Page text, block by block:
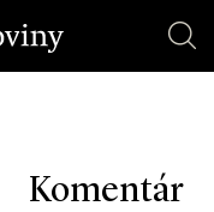
Komentár